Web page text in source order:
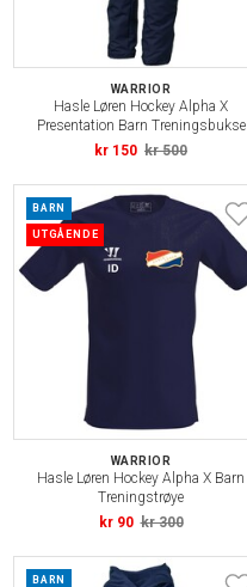
WARRIOR
Hasle Løren Hockey Alpha X
Presentation Barn Treningsbukse
kr 150 kr 500
BARN
UTGÅENDE
WARRIOR
Hasle Løren Hockey Alpha X Barn
Treningstrøye
kr 90 kr 300
BARN